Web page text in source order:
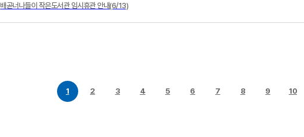
배곧너나들이 작은도서관 임시휴관 안내(6/13)
1 2 3 4 5 6 7 8 9 10